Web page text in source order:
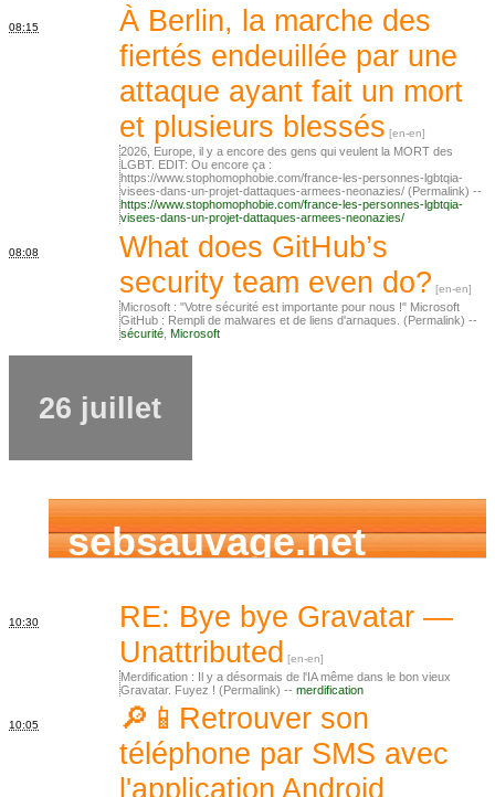
08:15
À Berlin, la marche des
fiertés endeuillée par une
attaque ayant fait un mort
et plusieurs blessés
2026, Europe, il y a encore des gens qui veulent la MORT des
LGBT. EDIT: Ou encore ça :
https://www.stophomophobie.com/france-les-personnes-lgbtqia-
visees-dans-un-projet-dattaques-armees-neonazies/ (Permalink) --
https://www.stophomophobie.com/france-les-personnes-lgbtqia-
visees-dans-un-projet-dattaques-armees-neonazies/
08:08
What does GitHub’s
security team even do?
Microsoft : "Votre sécurité est importante pour nous !" Microsoft
GitHub : Rempli de malwares et de liens d'arnaques. (Permalink) --
sécurité Microsoft
26 juillet
sebsauvage.net
10:30
RE: Bye bye Gravatar —
Unattributed
Merdification : Il y a désormais de l'IA même dans le bon vieux
Gravatar. Fuyez ! (Permalink) -- merdification
10:05
🔎📱Retrouver son
téléphone par SMS avec
l'application Android